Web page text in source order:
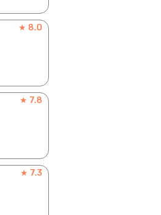
★ 8.0
★ 7.8
★ 7.3